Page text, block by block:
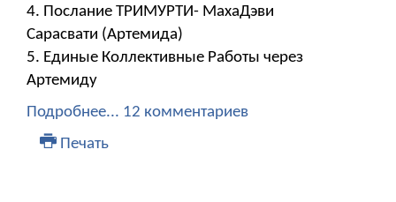
4. Послание ТРИМУРТИ- МахаДэви
Сарасвати (Артемида)
5. Единые Коллективные Работы через
Артемиду
Подробнее... 12 комментариев
Печать